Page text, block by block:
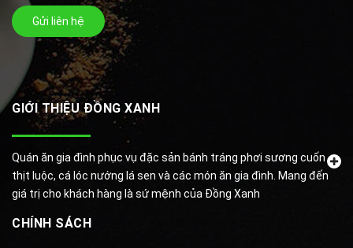
Gửi liên hệ
GIỚI THIỆU ĐỒNG XANH
Quán ăn gia đình phục vụ đặc sản bánh tráng phơi sương cuốn
thịt luộc, cá lóc nướng lá sen và các món ăn gia đình. Mang đến
giá trị cho khách hàng là sứ mệnh của Đồng Xanh
CHÍNH SÁCH